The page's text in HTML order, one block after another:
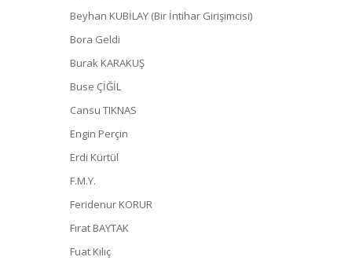
Beyhan KUBİLAY (Bir İntihar Girişimcisi)
Bora Geldi
Burak KARAKUŞ
Buse ÇİĞİL
Cansu TIKNAS
Engin Perçin
Erdi Kürtül
F.M.Y.
Feridenur KORUR
Fırat BAYTAK
Fuat Kılıç